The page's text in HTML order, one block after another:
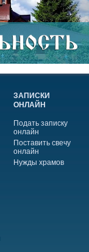
ЗАПИСКИ
ОНЛАЙН
Подать записку
онлайн
Поставить свечу
онлайн
Нужды храмов